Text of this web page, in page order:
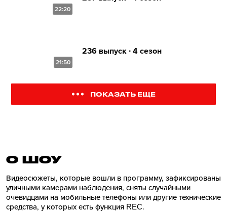
22:20
21:50
236 выпуск ∙ 4 сезон
ПОКАЗАТЬ ЕЩЕ
О ШОУ
Видеосюжеты, которые вошли в программу, зафиксированы
уличными камерами наблюдения, сняты случайными
очевидцами на мобильные телефоны или другие технические
средства, у которых есть функция REC.